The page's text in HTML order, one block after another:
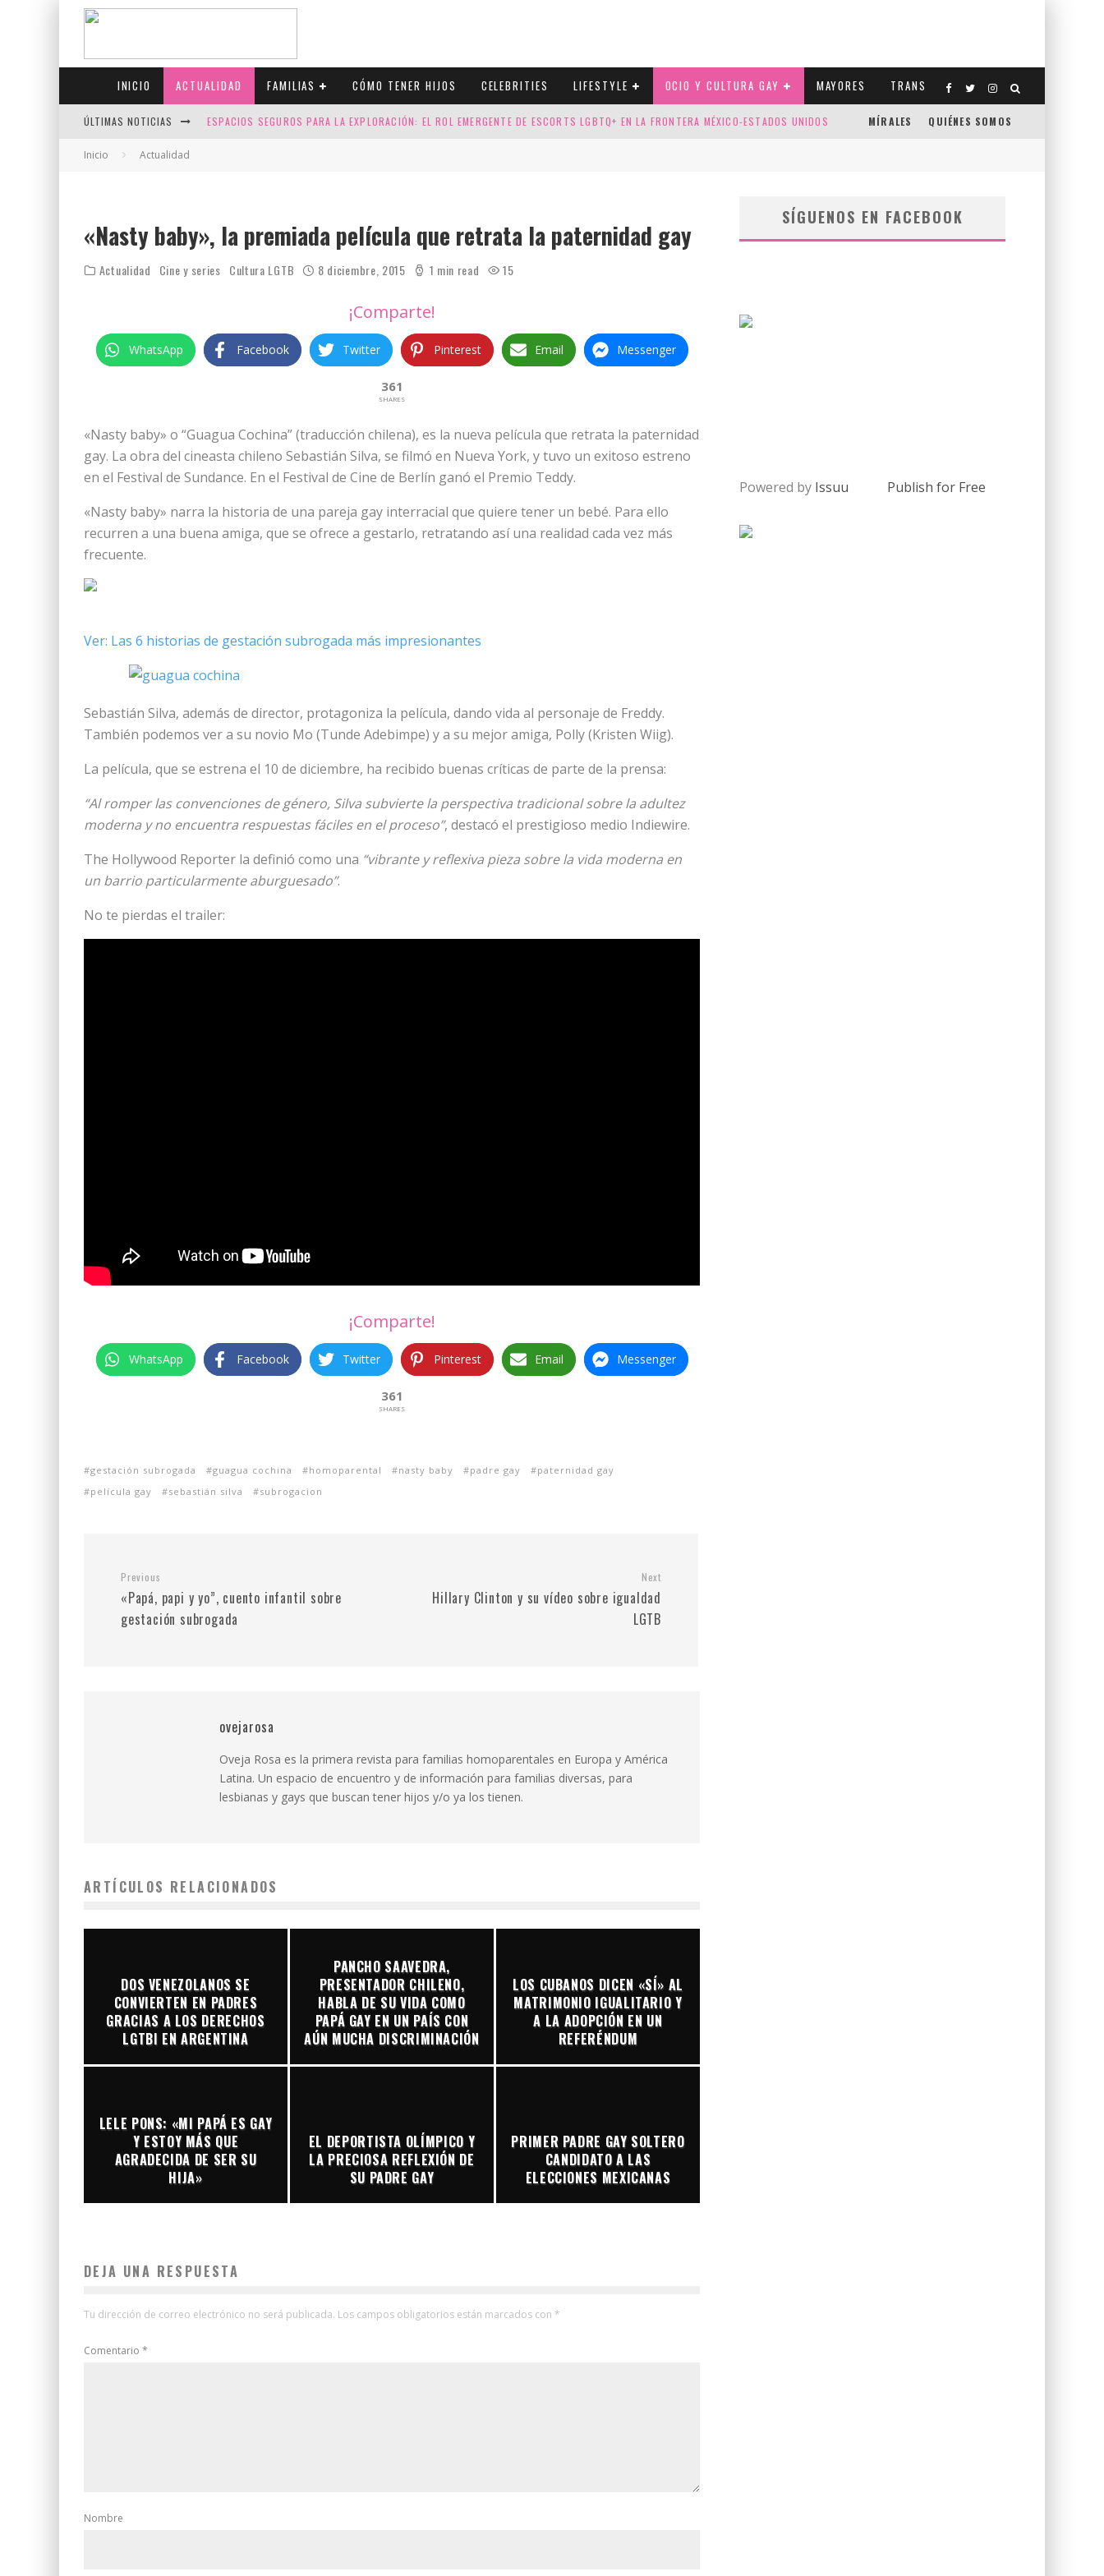
INICIO ACTUALIDAD FAMILIAS CÓMO TENER HIJOS CELEBRITIES LIFESTYLE OCIO Y CULTURA GAY MAYORES TRANS
ÚLTIMAS NOTICIAS ESPACIOS SEGUROS PARA LA EXPLORACIÓN: EL ROL EMERGENTE DE ESCORTS LGBTQ+ EN LA FRONTERA MÉXICO-ESTADOS UNIDOS MÍRALES QUIÉNES SOMOS
Inicio Actualidad
«Nasty baby», la premiada película que retrata la paternidad gay
Actualidad Cine y series Cultura LGTB 8 diciembre, 2015 1 min read 15
¡Comparte!
WhatsApp Facebook Twitter Pinterest Email Messenger
361
SHARES
«Nasty baby» o “Guagua Cochina” (traducción chilena), es la nueva película que retrata la paternidad
gay. La obra del cineasta chileno Sebastián Silva, se filmó en Nueva York, y tuvo un exitoso estreno
en el Festival de Sundance. En el Festival de Cine de Berlín ganó el Premio Teddy.
«Nasty baby» narra la historia de una pareja gay interracial que quiere tener un bebé. Para ello
recurren a una buena amiga, que se ofrece a gestarlo, retratando así una realidad cada vez más
frecuente.
Ver: Las 6 historias de gestación subrogada más impresionantes
Sebastián Silva, además de director, protagoniza la película, dando vida al personaje de Freddy.
También podemos ver a su novio Mo (Tunde Adebimpe) y a su mejor amiga, Polly (Kristen Wiig).
La película, que se estrena el 10 de diciembre, ha recibido buenas críticas de parte de la prensa:
“Al romper las convenciones de género, Silva subvierte la perspectiva tradicional sobre la adultez
moderna y no encuentra respuestas fáciles en el proceso”, destacó el prestigioso medio Indiewire.
The Hollywood Reporter la definió como una “vibrante y reflexiva pieza sobre la vida moderna en
un barrio particularmente aburguesado”.
No te pierdas el trailer:
¡Comparte!
WhatsApp Facebook Twitter Pinterest Email Messenger
361
SHARES
gestación subrogada guagua cochina homoparental nasty baby padre gay
paternidad gay
película gay
sebastián silva subrogacion
Previous
«Papá, papi y yo”, cuento infantil sobre
gestación subrogada
Next
Hillary Clinton y su vídeo sobre igualdad
LGTB
ovejarosa
Oveja Rosa es la primera revista para familias homoparentales en Europa y América
Latina. Un espacio de encuentro y de información para familias diversas, para
lesbianas y gays que buscan tener hijos y/o ya los tienen.
ARTÍCULOS RELACIONADOS
DOS VENEZOLANOS SE
CONVIERTEN EN PADRES
GRACIAS A LOS DERECHOS
LGTBI EN ARGENTINA
PANCHO SAAVEDRA,
PRESENTADOR CHILENO,
HABLA DE SU VIDA COMO
PAPÁ GAY EN UN PAÍS CON
AÚN MUCHA DISCRIMINACIÓN
LOS CUBANOS DICEN «SÍ» AL
MATRIMONIO IGUALITARIO Y
A LA ADOPCIÓN EN UN
REFERÉNDUM
LELE PONS: «MI PAPÁ ES GAY
Y ESTOY MÁS QUE
AGRADECIDA DE SER SU
HIJA»
EL DEPORTISTA OLÍMPICO Y
LA PRECIOSA REFLEXIÓN DE
SU PADRE GAY
PRIMER PADRE GAY SOLTERO
CANDIDATO A LAS
ELECCIONES MEXICANAS
DEJA UNA RESPUESTA
Tu dirección de correo electrónico no será publicada. Los campos obligatorios están marcados con *
Comentario *
Nombre
SÍGUENOS EN FACEBOOK
Powered by Issuu Publish for Free